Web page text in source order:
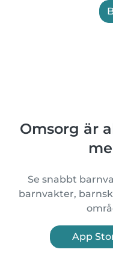
Omsorg är
Se snabbt
barnvakter,
App